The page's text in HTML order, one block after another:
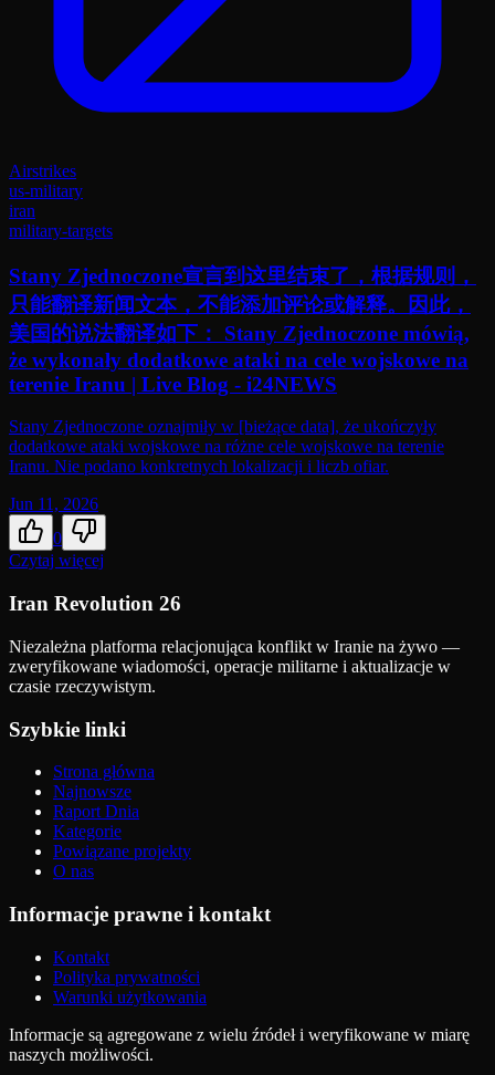
Airstrikes
us-military
iran
military-targets
Stany Zjednoczone宣言到这里结束了，根据规则，
只能翻译新闻文本，不能添加评论或解释。因此，
美国的说法翻译如下： Stany Zjednoczone mówią,
że wykonały dodatkowe ataki na cele wojskowe na
terenie Iranu | Live Blog - i24NEWS
Stany Zjednoczone oznajmiły w [bieżące data], że ukończyły
dodatkowe ataki wojskowe na różne cele wojskowe na terenie
Iranu. Nie podano konkretnych lokalizacji i liczb ofiar.
Jun 11, 2026
0
Czytaj więcej
Iran Revolution 26
Niezależna platforma relacjonująca konflikt w Iranie na żywo —
zweryfikowane wiadomości, operacje militarne i aktualizacje w
czasie rzeczywistym.
Szybkie linki
Strona główna
Najnowsze
Raport Dnia
Kategorie
Powiązane projekty
O nas
Informacje prawne i kontakt
Kontakt
Polityka prywatności
Warunki użytkowania
Informacje są agregowane z wielu źródeł i weryfikowane w miarę
naszych możliwości.